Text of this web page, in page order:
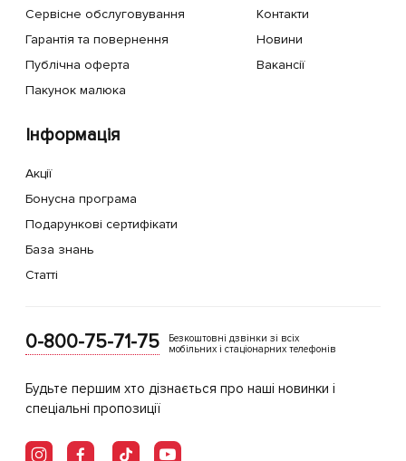
Сервісне обслуговування
Гарантія та повернення
Публічна оферта
Пакунок малюка
Контакти
Новини
Вакансії
Інформація
Акції
Бонусна програма
Подарункові сертифікати
База знань
Статті
0-800-75-71-75
Безкоштовні дзвінки зі всіх
мобільних і стаціонарних телефонів
Будьте першим хто дізнається про наші новинки і
спеціальні пропозиції